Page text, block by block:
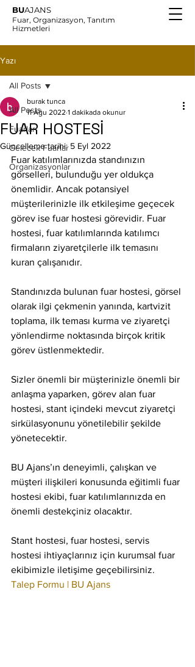
BUAJANS
Fuar, Organizasyon, Tanıtım
Hizmetleri
Yazı
All Posts
Fuarlar
Gelecek Fuarlar
Organizasyonlar
All Posts
FUAR HOSTESİ
burak tunca
11 Ağu 2022 1 dakikada okunur
Güncelleme tarihi:5 Eyl 2022
Fuar katılımlarınızda standınızın
görselleri, bulunduğu yer oldukça
önemlidir. Ancak potansiyel
müşterilerinizle ilk etkileşime geçecek
görev ise fuar hostesi görevidir. Fuar
hostesi, fuar katılımlarında katılımcı
firmaların ziyaretçilerle ilk temasını
kuran çalışanıdır.
Standınızda bulunan fuar hostesi, görsel
olarak ilgi çekmenin yanında, kartvizit
toplama, ilk teması kurma ve ziyaretçi
yönlendirme noktasında birçok kritik
görev üstlenmektedir.
Sizler önemli bir müşterinizle önemli bir
anlaşma yaparken, görev alan fuar
hostesi, stant içindeki mevcut ziyaretçi
sirkülasyonunu yönetilebilir şekilde
yönetecektir.
BU Ajans’ın deneyimli, çalışkan ve
müşteri ilişkileri konusunda eğitimli fuar
hostesi ekibi, fuar katılımlarınızda en
önemli destekçiniz olacaktır.
Stant hostesi, fuar hostesi, servis
hostesi ihtiyaçlarınız için kurumsal fuar
ekibimizle iletişime geçebilirsiniz.
Talep Formu | BU Ajans